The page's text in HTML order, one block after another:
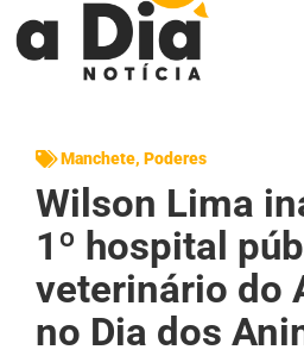
Manchete, Poderes
Wilson Lima
1º hospital
veterinário do
no Dia dos